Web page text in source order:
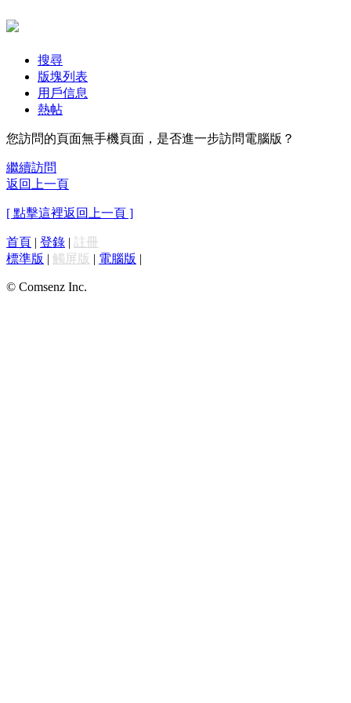
搜尋
版塊列表
用戶信息
熱帖
您訪問的頁面無手機頁面，是否進一步訪問電腦版？
繼續訪問
返回上一頁
[ 點擊這裡返回上一頁 ]
首頁 | 登錄 | 註冊
標準版 | 觸屏版 | 電腦版 |
© Comsenz Inc.